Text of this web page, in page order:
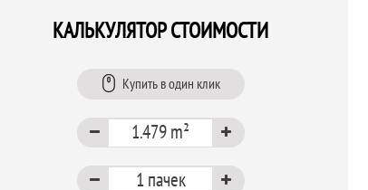
КАЛЬКУЛЯТОР СТОИМОСТИ
Купить в один клик